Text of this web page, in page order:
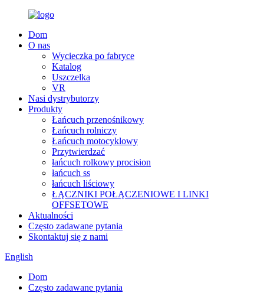
Dom
O nas
Wycieczka po fabryce
Katalog
Uszczelka
VR
Nasi dystrybutorzy
Produkty
Łańcuch przenośnikowy
Łańcuch rolniczy
Łańcuch motocyklowy
Przytwierdzać
łańcuch rolkowy procision
łańcuch ss
łańcuch liściowy
ŁĄCZNIKI POŁĄCZENIOWE I LINKI
OFFSETOWE
Aktualności
Często zadawane pytania
Skontaktuj się z nami
English
Dom
Często zadawane pytania